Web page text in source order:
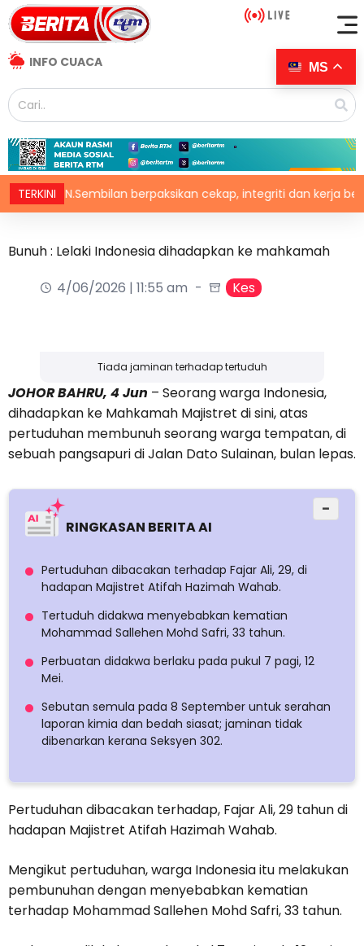
INFO CUACA
TERKINI
N.Sembilan berpaksikan cekap, integriti dan kerja
Bunuh : Lelaki Indonesia dihadapkan ke mahkamah
4/06/2026 | 11:55 am
Kes
Tiada jaminan terhadap tertuduh
JOHOR BAHRU, 4 Jun – Seorang warga Indonesia,
dihadapkan ke Mahkamah Majistret di sini, atas
pertuduhan membunuh seorang warga tempatan, di
sebuah pangsapuri di Jalan Dato Sulainan, bulan lepas.
RINGKASAN BERITA AI
−
Pertuduhan dibacakan terhadap Fajar Ali, 29, di
hadapan Majistret Atifah Hazimah Wahab.
Tertuduh didakwa menyebabkan kematian
Mohammad Sallehen Mohd Safri, 33 tahun.
Perbuatan didakwa berlaku pada pukul 7 pagi, 12
Mei.
Sebutan semula pada 8 September untuk serahan
laporan kimia dan bedah siasat; jaminan tidak
dibenarkan kerana Seksyen 302.
Pertuduhan dibacakan terhadap, Fajar Ali, 29 tahun di
hadapan Majistret Atifah Hazimah Wahab.
Mengikut pertuduhan, warga Indonesia itu melakukan
pembunuhan dengan menyebabkan kematian
terhadap Mohammad Sallehen Mohd Safri, 33 tahun.
MS